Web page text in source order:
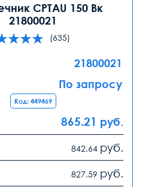
CPTAU 150 Вк
21800021
(635)
21800021
По запросу
Код: 449469
865.21 руб.
842.64 руб.
827.59 руб.